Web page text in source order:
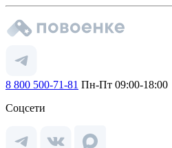
8 800 500-71-81 Пн-Пт 09:00-18:00
Соцсети